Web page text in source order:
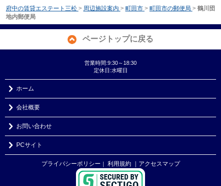
府中の賃貸エステート三松 > 周辺施設案内 > 町田市 > 町田市の郵便局 > 鶴川団
地内郵便局
ページトップに戻る
営業時間:9:30～18:30
定休日:水曜日
ホーム
会社概要
お問い合わせ
PCサイト
プライバシーポリシー ｜ 利用規約 ｜アクセスマップ